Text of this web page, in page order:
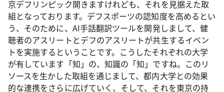
京デフリンピック開きますけれども、それを見据えた取
組となっております。デフスポーツの認知度を高めるとい
う、そのために、AI手話翻訳ツールを開発しまして、健
聴者のアスリートとデフのアスリートが共生するイベン
トを実施するということです。こうしたそれぞれの大学
が有しています「知」の、知識の「知」ですね。このリ
ソースを生かした取組を通じまして、都内大学との効果
的な連携をさらに広げていく、そして、それを東京の持